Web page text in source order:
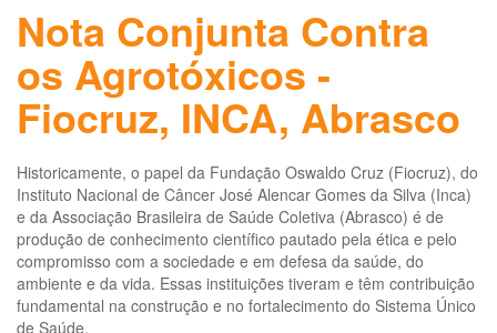
Nota Conjunta Contra
os Agrotóxicos -
Fiocruz, INCA, Abrasco
Historicamente, o papel da Fundação Oswaldo Cruz (Fiocruz), do
Instituto Nacional de Câncer José Alencar Gomes da Silva (Inca)
e da Associação Brasileira de Saúde Coletiva (Abrasco) é de
produção de conhecimento científico pautado pela ética e pelo
compromisso com a sociedade e em defesa da saúde, do
ambiente e da vida. Essas instituições tiveram e têm contribuição
fundamental na construção e no fortalecimento do Sistema Único
de Saúde.